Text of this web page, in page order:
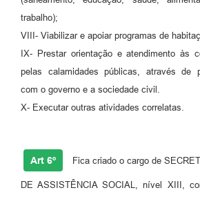
trabalho);
VIII- Viabilizar e apoiar programas de
IX- Prestar orientação e atendimento às
pelas calamidades públicas, através de
com o governo e a sociedade civil.
X- Executar outras atividades correlatas.
Art 6º Fica criado o cargo de
DE ASSISTÊNCIA SOCIAL, nível XIII,